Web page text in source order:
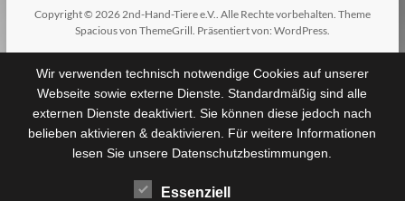
Copyright © 20262nd-Hand-Tiere e.V.. Alle Rechte vorbehalten. Theme
Spaciousvon ThemeGrill. Präsentiert von: WordPress.
Wir verwenden technisch notwendige Cookies auf unserer
Webseite sowie externe Dienste. Standardmäßig sind alle
externen Dienste deaktiviert. Sie können diese jedoch nach
belieben aktivieren & deaktivieren. Für weitere Informationen
lesen Sie unsere Datenschutzbestimmungen.
Essenziell